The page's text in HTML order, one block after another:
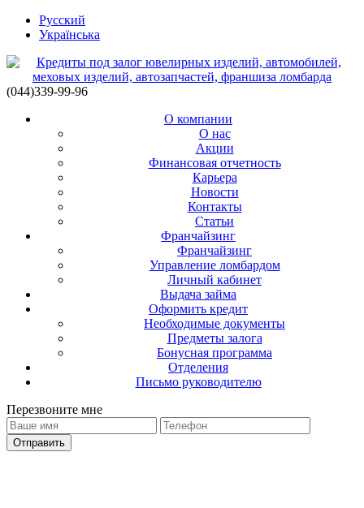
Русский
Українська
(044)339-99-96
О компании
О нас
Акции
Финансовая отчетность
Карьера
Новости
Контакты
Статьи
Франчайзинг
Франчайзинг
Управление ломбардом
Личный кабинет
Выдача займа
Оформить кредит
Необходимые документы
Предметы залога
Бонусная программа
Отделения
Письмо руководителю
Перезвоните мне